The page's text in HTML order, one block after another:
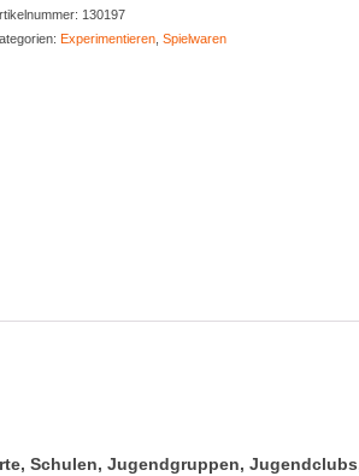
130197
Experimentieren, Spielwaren
Schulen, Jugendgruppen,